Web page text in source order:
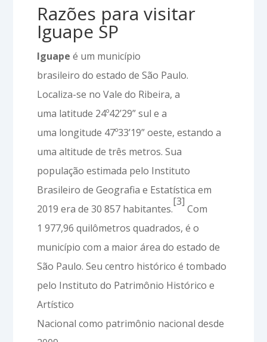
Razões para visitar
Iguape SP
Iguape é um município
brasileiro do estado de São Paulo.
Localiza-se no Vale do Ribeira, a
uma latitude 24º42’29” sul e a
uma longitude 47º33’19” oeste, estando a
uma altitude de três metros. Sua
população estimada pelo Instituto
Brasileiro de Geografia e Estatística em
2019 era de 30 857 habitantes.
[3]
Com
1 977,96 quilômetros quadrados, é o
município com a maior área do estado de
São Paulo. Seu centro histórico é tombado
pelo Instituto do Patrimônio Histórico e
Artístico
Nacional como patrimônio nacional desde